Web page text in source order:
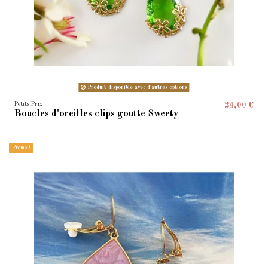
Produit disponible avec d'autres options
Petits Prix
Boucles d'oreilles clips goutte Sweety
24,00 €
Promo !